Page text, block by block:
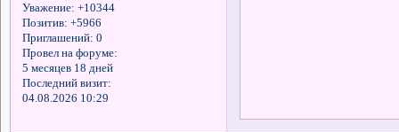
Уважение: +10344
Позитив: +5966
Приглашений: 0
Провел на форуме:
5 месяцев 18 дней
Последний визит:
04.08.2026 10:29